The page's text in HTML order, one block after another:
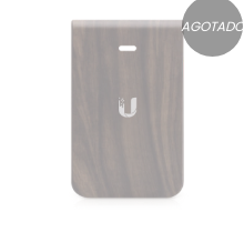
AGOTADO